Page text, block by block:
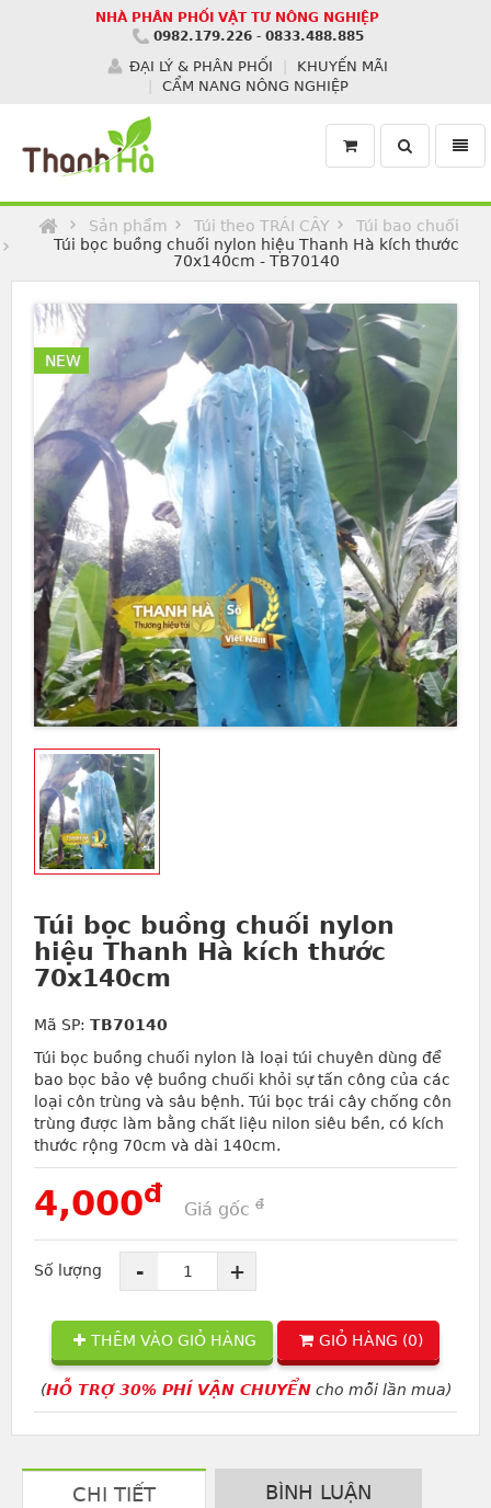
NHÀ PHÂN PHỐI VẬT TƯ NÔNG NGHIỆP
0982.179.226 - 0833.488.885
ĐẠI LÝ & PHÂN PHỐI
KHUYẾN MÃI
CẨM NANG NÔNG NGHIỆP
Toggle
search
Sản phẩm Túi theo TRÁI CÂY
Túi bao chuối
Túi bọc buồng chuối nylon hiệu Thanh Hà kích thước
70x140cm - TB70140
NEW
Túi bọc buồng chuối nylon
hiệu Thanh Hà kích thước
70x140cm
Mã SP: TB70140
Túi bọc buồng chuối nylon là loại túi chuyên dùng để
bao bọc bảo vệ buồng chuối khỏi sự tấn công của các
loại côn trùng và sâu bệnh. Túi bọc trái cây chống côn
trùng được làm bằng chất liệu nilon siêu bền, có kích
thước rộng 70cm và dài 140cm.
4,000đ
Giá gốc đ
Số lượng - +
THÊM VÀO GIỎ HÀNG GIỎ HÀNG (0)
(HỖ TRỢ 30% PHÍ VẬN CHUYỂNcho mỗi lần mua)
CHI TIẾT BÌNH LUẬN